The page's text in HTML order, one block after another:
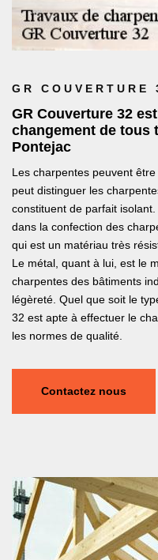
GR COUVERTURE
GR Couverture 32
changement de tous
Pontejac
Les charpentes peuvent
peut distinguer les
constituent de parfait
dans la confection des
qui est un matériau très
Le métal, quant à lui, est le
charpentes des bâtiments
légèreté. Quel que soit le
32 est apte à effectuer le
les normes de qualité.
Contactez nous